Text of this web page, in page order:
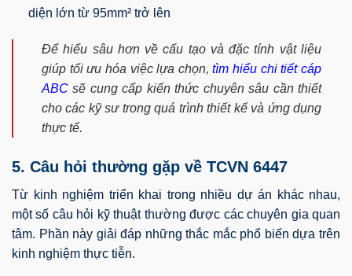
diện lớn từ 95mm² trở lên
Để hiểu sâu hơn về cấu tạo và đặc tính vật liệu
giúp tối ưu hóa việc lựa chọn,tìm hiểu chi tiết cáp
ABC sẽ cung cấp kiến thức chuyên sâu cần thiết
cho các kỹ sư trong quá trình thiết kế và ứng dụng
thực tế.
5. Câu hỏi thường gặp về TCVN 6447
Từ kinh nghiệm triển khai trong nhiều dự án khác nhau,
một số câu hỏi kỹ thuật thường được các chuyên gia quan
tâm. Phần này giải đáp những thắc mắc phổ biến dựa trên
kinh nghiệm thực tiễn.